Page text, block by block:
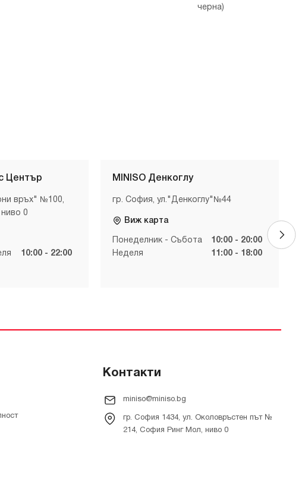
черна)
Център
връх" №100,
0
10:00 - 22:00
MINISO Денкоглу
гр. София, ул."Денкоглу"№44
Виж карта
Понеделник - Събота
10:00 - 20:00
Неделя
11:00 - 18:00
Контакти
miniso@miniso.bg
гр. София 1434, ул. Околовръстен път №
214, София Ринг Мол, ниво 0